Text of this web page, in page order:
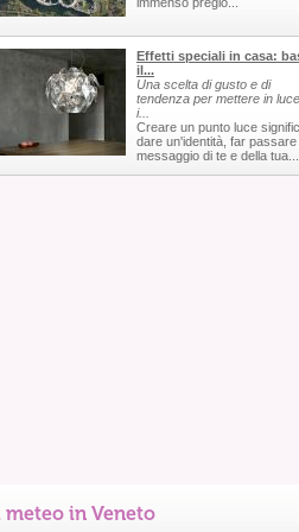
Effetti speciali in casa:
il...
Una scelta di gusto e di
tendenza per mettere in luce
i...
Creare un punto luce
dare un'identità, far passare
messaggio di te e della tua...
meteo in Veneto